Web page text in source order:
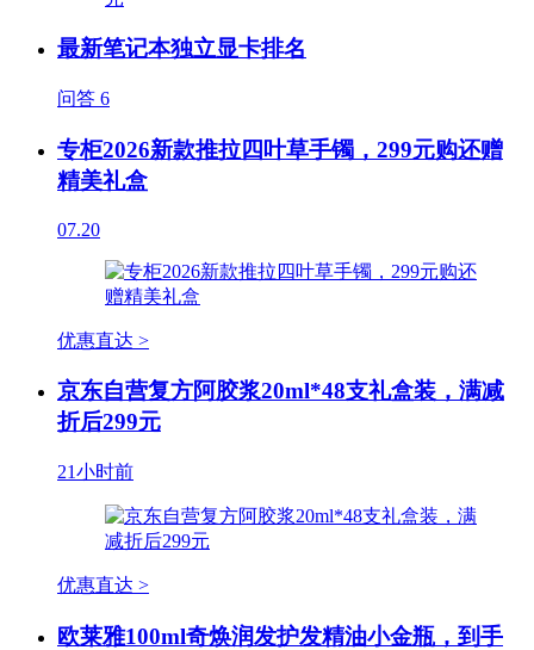
最新笔记本独立显卡排名
问答 6
专柜2026新款推拉四叶草手镯，299元购还赠
精美礼盒
07.20
优惠直达 >
京东自营复方阿胶浆20ml*48支礼盒装，满减
折后299元
21小时前
优惠直达 >
欧莱雅100ml奇焕润发护发精油小金瓶，到手